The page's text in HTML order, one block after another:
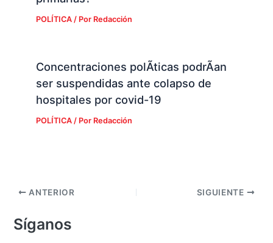
POLÍTICA/ Por Redacción
Concentraciones polÃ­ticas podrÃ­an
ser suspendidas ante colapso de
hospitales por covid-19
POLÍTICA/ Por Redacción
ANTERIOR SIGUIENTE
Síganos